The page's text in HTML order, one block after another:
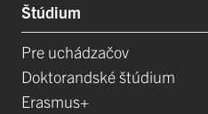
Štúdium
Pre uchádzačov
Doktorandské štúdium
Erasmus+